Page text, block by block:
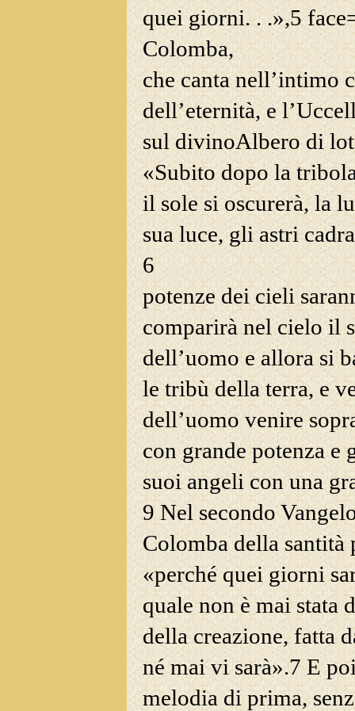
quei giorni. . .»,5
Colomba,
che canta nell’intimo
dell’eternità, e
sul divinoAlbero di
«Subito dopo la
il sole si oscurerà, la
sua luce, gli astri
6
potenze dei cieli
comparirà nel cielo il
dell’uomo e allora si
le tribù della terra, e
dell’uomovenire
con grande potenza
suoi angeli con una
9 Nel secondo
Colomba della
«perché quei giorni
quale non è mai stata
della creazione, fatta
né mai vi sarà».7E
melodia di prima,